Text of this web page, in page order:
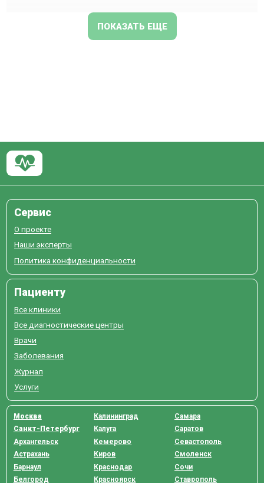
ПОКАЗАТЬ ЕЩЕ
Сервис
О проекте
Наши эксперты
Политика конфиденциальности
Пациенту
Все клиники
Все диагностические центры
Врачи
Заболевания
Журнал
Услуги
Москва
Санкт-Петербург
Архангельск
Астрахань
Барнаул
Белгород
Калининград
Калуга
Кемерово
Киров
Краснодар
Красноярск
Самара
Саратов
Севастополь
Смоленск
Сочи
Ставрополь